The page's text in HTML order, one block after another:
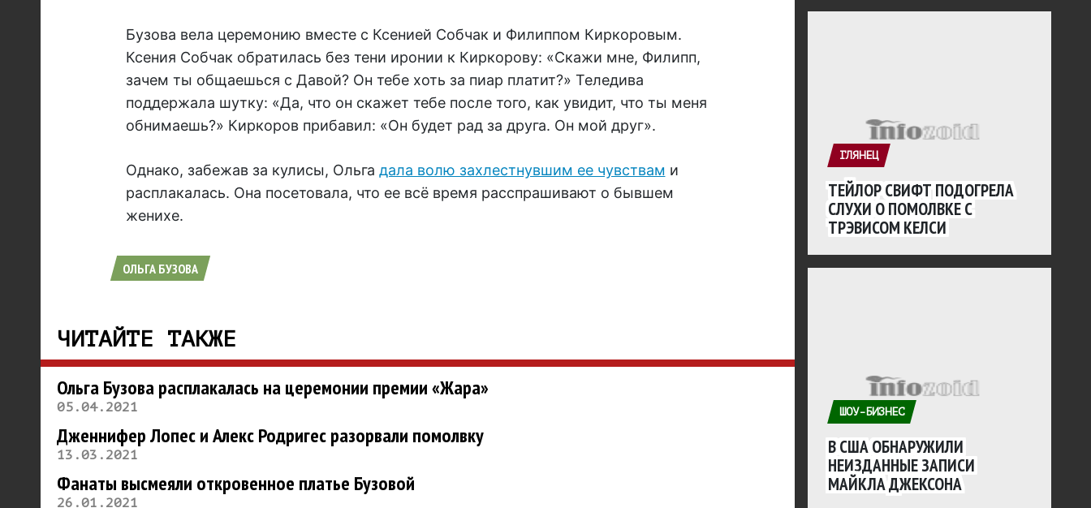
Бузова вела церемонию вместе с Ксенией Собчак и Филиппом Киркоровым.
Ксения Собчак обратилась без тени иронии к Киркорову: «Скажи мне, Филипп,
зачем ты общаешься с Давой? Он тебе хоть за пиар платит?» Теледива
поддержала шутку: «Да, что он скажет тебе после того, как увидит, что ты меня
обнимаешь?» Киркоров прибавил: «Он будет рад за друга. Он мой друг».
Однако, забежав за кулисы, Ольга дала волю захлестнувшим ее чувствам и
расплакалась. Она посетовала, что ее всё время расспрашивают о бывшем
женихе.
ОЛЬГА БУЗОВА
ЧИТАЙТЕ ТАКЖЕ
Ольга Бузова расплакалась на церемонии премии «Жара»
05.04.2021
Дженнифер Лопес и Алекс Родригес разорвали помолвку
13.03.2021
Фанаты высмеяли откровенное платье Бузовой
26.01.2021
ГЛЯНЕЦ
ТЕЙЛОР СВИФТ ПОДОГРЕЛА
СЛУХИ О ПОМОЛВКЕ С
ТРЭВИСОМ КЕЛСИ
ШОУ-БИЗНЕС
В США ОБНАРУЖИЛИ
НЕИЗДАННЫЕ ЗАПИСИ
МАЙКЛА ДЖЕКСОНА